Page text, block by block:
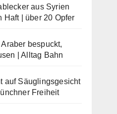
aus Syrien
Haft | über 20 Opfer
bespuckt,
| Alltag Bahn
auf Säuglingsgesicht
Freiheit